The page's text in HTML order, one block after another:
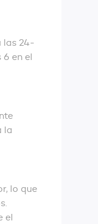
las 24-
en el
la
lo que
el